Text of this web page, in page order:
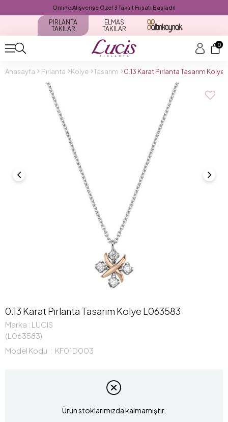
Online Alışverişe Özel 3 Taksit Fırsatı Başladı!
PIRLANTA
TAKILAR
ELMAS
TAKILAR
0
Anasayfa Pırlanta Kolye Tasarım 0.13 Karat Pırlanta Tasarım
0.13 Karat Pırlanta Tasarım Kolye L063583
Marka : LUCIS
(L063583)
Model Kodu
KF01D003
Ürün stoklarımızda kalmamıştır.